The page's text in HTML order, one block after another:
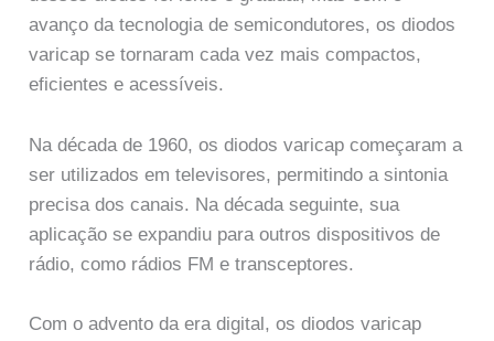
avanço da tecnologia de semicondutores, os diodos
varicap se tornaram cada vez mais compactos,
eficientes e acessíveis.
Na década de 1960, os diodos varicap começaram a
ser utilizados em televisores, permitindo a sintonia
precisa dos canais. Na década seguinte, sua
aplicação se expandiu para outros dispositivos de
rádio, como rádios FM e transceptores.
Com o advento da era digital, os diodos varicap